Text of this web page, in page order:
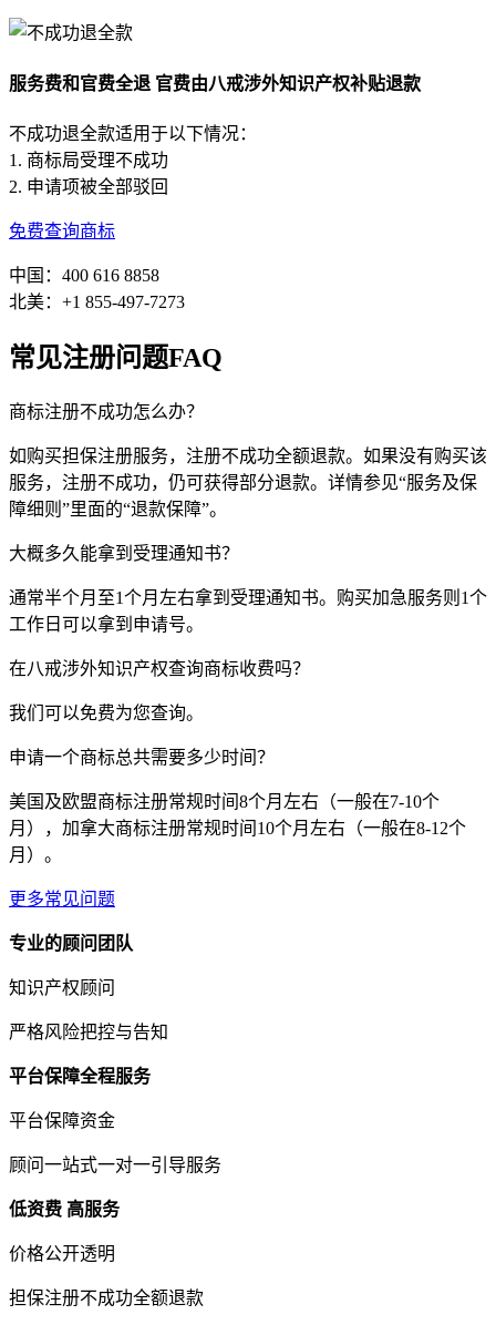
服务费和官费全退 官费由八戒涉外知识产权补贴退款
不成功退全款适用于以下情况：
1. 商标局受理不成功
2. 申请项被全部驳回
免费查询商标
中国：400 616 8858
北美：+1 855-497-7273
常见注册问题FAQ
商标注册不成功怎么办？
如购买担保注册服务，注册不成功全额退款。如果没有购买该
服务，注册不成功，仍可获得部分退款。详情参见“服务及保
障细则”里面的“退款保障”。
大概多久能拿到受理通知书？
通常半个月至1个月左右拿到受理通知书。购买加急服务则1个
工作日可以拿到申请号。
在八戒涉外知识产权查询商标收费吗？
我们可以免费为您查询。
申请一个商标总共需要多少时间？
美国及欧盟商标注册常规时间8个月左右（一般在7-10个
月），加拿大商标注册常规时间10个月左右（一般在8-12个
月）。
更多常见问题
专业的顾问团队
知识产权顾问
严格风险把控与告知
平台保障全程服务
平台保障资金
顾问一站式一对一引导服务
低资费 高服务
价格公开透明
担保注册不成功全额退款